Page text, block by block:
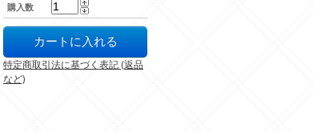
購入数
特定商取引法に基づく表記 (返品
など)